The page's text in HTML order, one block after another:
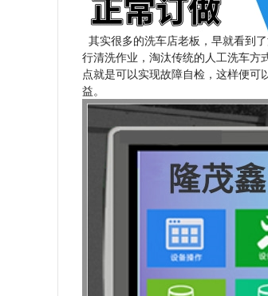
其实很多的洗车店老板，早就看到
行清洗作业，淘汰传统的人工洗车方
点就是可以实现故障自检，这样便
益。